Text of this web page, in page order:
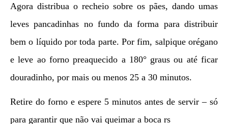
Agora distribua o recheio sobre os pães, dando umas
leves pancadinhas no fundo da forma para distribuir
bem o líquido por toda parte. Por fim, salpique orégano
e leve ao forno preaquecido a 180° graus ou até ficar
douradinho, por mais ou menos 25 a 30 minutos.
Retire do forno e espere 5 minutos antes de servir – só
para garantir que não vai queimar a boca rs